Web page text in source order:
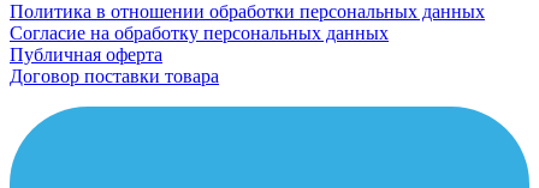
Политика в отношении обработки персональных данных
Согласие на обработку персональных данных
Публичная оферта
Договор поставки товара